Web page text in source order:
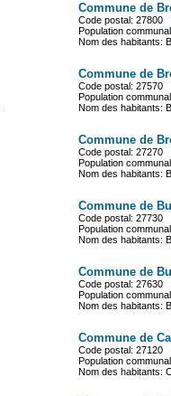
Commune de
Code postal: 27800
Population
Nom des habitants:
Commune de
Code postal: 27570
Population
Nom des habitants:
Commune de
Code postal: 27270
Population
Nom des habitants:
Commune de
Code postal: 27730
Population
Nom des habitants:
Commune de
Code postal: 27630
Population
Nom des habitants:
Commune de
Code postal: 27120
Population
Nom des habitants: